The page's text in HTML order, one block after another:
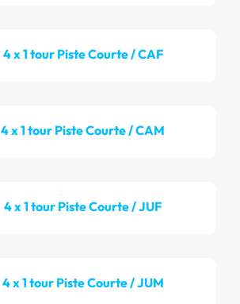
4 x 1 tour Piste Courte / CAF
4 x 1 tour Piste Courte / CAM
4 x 1 tour Piste Courte / JUF
4 x 1 tour Piste Courte / JUM